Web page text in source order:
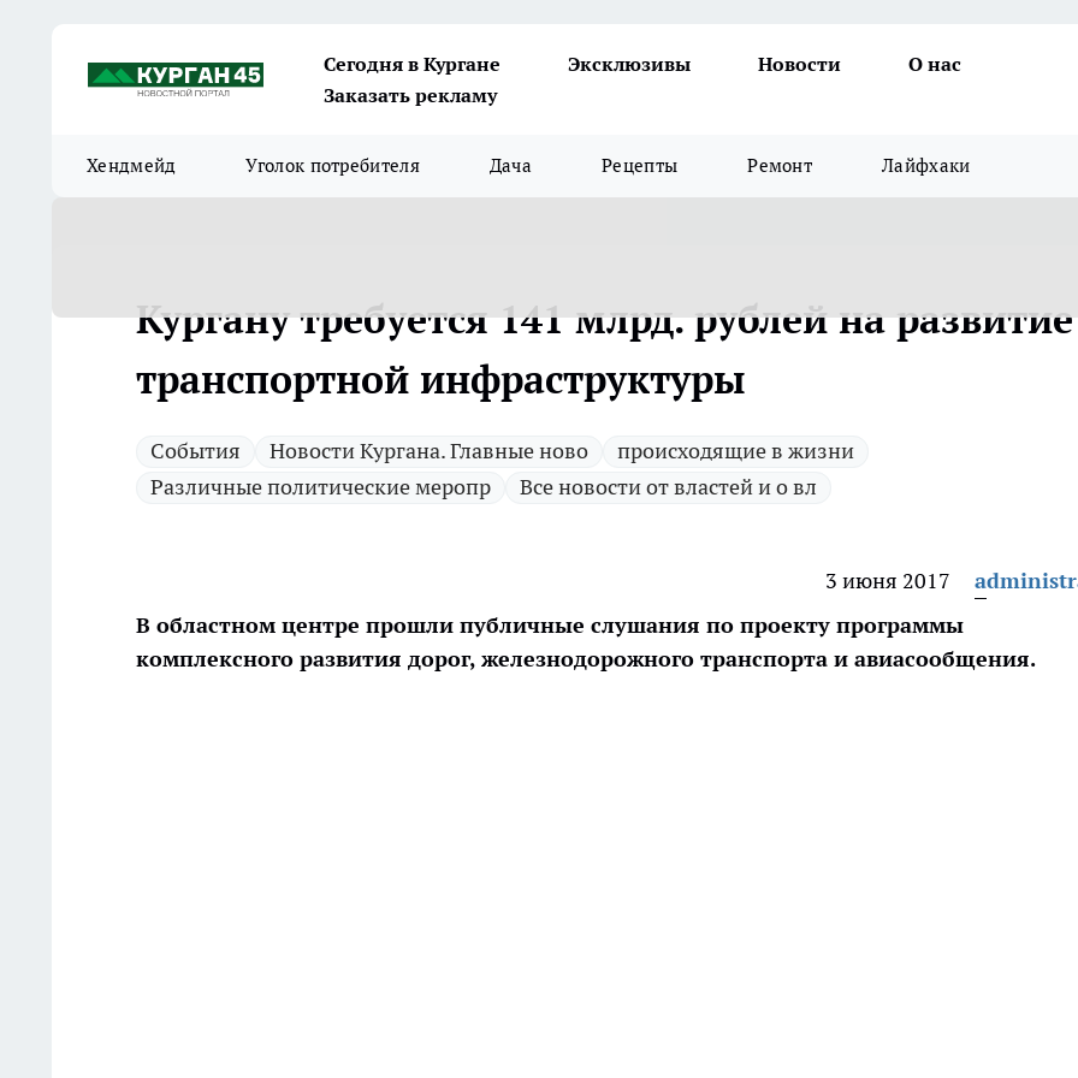
Сегодня в Кургане Эксклюзивы Новости
О нас
Заказать рекламу
Хендмейд Уголок потребителя Дача Рецепты Ремонт Лайфхаки
Кургану требуется 141 млрд. рублей на развитие
транспортной инфраструктуры
Cобытия Новости Кургана. Главные ново
происходящие в жизни
Различные политические меропр
Все новости от властей и о вл
3 июня 2017
В областном центре прошли публичные слушания по проекту программы
комплексного развития дорог, железнодорожного транспорта и авиасообщения.